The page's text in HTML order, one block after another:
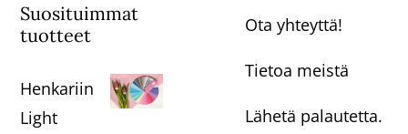
Suosituimmat
tuotteet
Henkariin
Light
Ota yhteyttä!
Tietoa meistä
Lähetä palautetta.